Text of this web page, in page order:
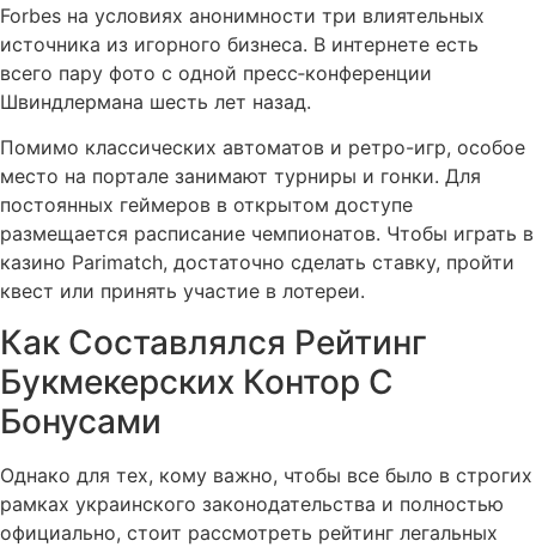
Forbes на условиях анонимности три влиятельных
источника из игорного бизнеса. В интернете есть
всего пару фото с одной пресс‑конференции
Швиндлермана шесть лет назад.
Помимо классических автоматов и ретро-игр, особое
место на портале занимают турниры и гонки. Для
постоянных геймеров в открытом доступе
размещается расписание чемпионатов. Чтобы играть в
казино Parimatch, достаточно сделать ставку, пройти
квест или принять участие в лотереи.
Как Составлялся Рейтинг
Букмекерских Контор С
Бонусами
Однако для тех, кому важно, чтобы все было в строгих
рамках украинского законодательства и полностью
официально, стоит рассмотреть рейтинг легальных